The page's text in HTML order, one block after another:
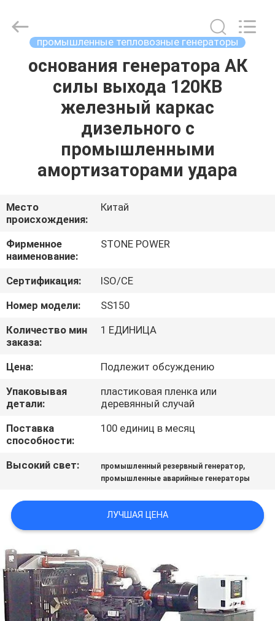
ДОМ
ПРОДУКТЫ
ПУТЕШЕСТВИЕ
ФАБРИКИ
ПРОВЕРКА
КАЧЕСТВА
СВЯЖИТЕСЬ
МЫ
СПРОСИТЕ
ЦИТАТУ
КАРТА
САЙТА
PRIVACY
POLICY
POWER
CO.,LTD.
промышленные тепловозные генераторы
основания генератора АК
силы выхода 120КВ
железный каркас
дизельного с
промышленными
амортизаторами удара
Место
происхождения:
Китай
Фирменное
наименование:
STONE POWER
Сертификация:
ISO/CE
Номер модели:
SS150
Количество мин
заказа:
1 ЕДИНИЦА
Цена:
Подлежит обсуждению
Упаковывая
детали:
пластиковая пленка или
деревянный случай
Поставка
способности:
100 единиц в месяц
Высокий свет: промышленный резервный генератор,
промышленные аварийные генераторы
ЛУЧШАЯ ЦЕНА